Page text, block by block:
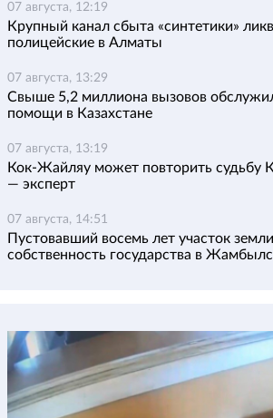
07 августа, 12:19
Крупный канал сбыта «синтетики»
полицейские в Алматы
07 августа, 13:29
Свыше 5,2 миллиона вызовов
помощи в Казахстане
07 августа, 13:19
Кок-Жайляу может повторить судьбу
— эксперт
07 августа, 14:51
Пустовавший восемь лет участок
собственность государства в